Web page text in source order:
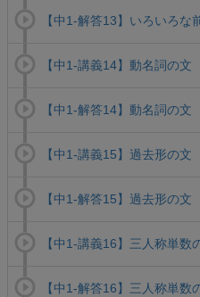
【中1-解答13】いろいろな
【中1-講義14】動名詞の文
【中1-解答14】動名詞の文
【中1-講義15】過去形の文
【中1-解答15】過去形の文
【中1-講義16】三人称単数
【中1-解答16】三人称単数